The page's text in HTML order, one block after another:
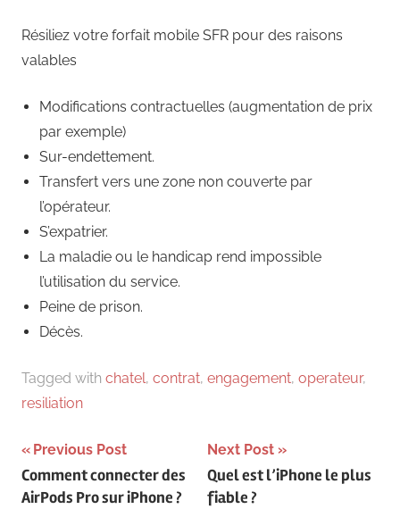
Résiliez votre forfait mobile SFR pour des raisons
valables
Modifications contractuelles (augmentation de prix
par exemple)
Sur-endettement.
Transfert vers une zone non couverte par
l’opérateur.
S’expatrier.
La maladie ou le handicap rend impossible
l’utilisation du service.
Peine de prison.
Décès.
Tagged with chatel, contrat, engagement, operateur,
resiliation
Navigation
de
Previous Post
Comment connecter des
AirPods Pro sur iPhone ?
Next Post
Quel est l’iPhone le plus
fiable ?